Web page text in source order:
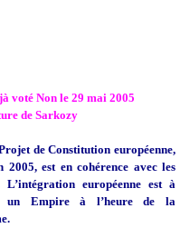
voté Non le 29 mai 2005
de Sarkozy
de Constitution européenne,
est en cohérence avec les
européenne est à
un Empire à l’heure de la